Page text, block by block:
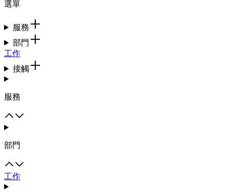
選單
服務
部門
工作
接觸
服務
部門
工作